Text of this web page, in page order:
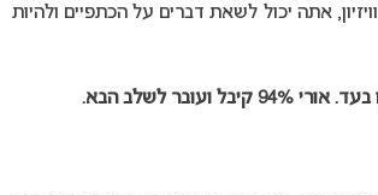
אתה יכול לשאת דברים על הכתפיים ולהיות
ועובר לשלב הבא.